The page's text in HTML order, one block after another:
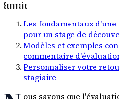
Sommaire
Les fondamentaux
pour un stage de
Modèles et exemples
commentaire
Personnaliser votre
stagiaire
ous savons que